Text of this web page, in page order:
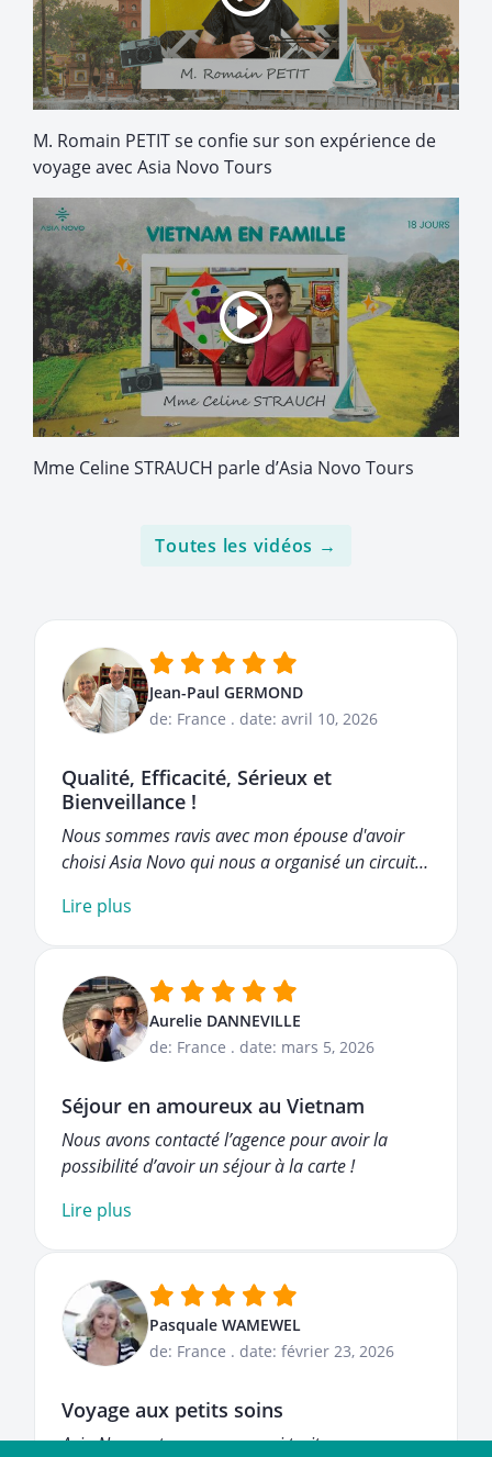
M. Romain PETIT se confie sur son expérience de
voyage avec Asia Novo Tours
Mme Celine STRAUCH parle d’Asia Novo Tours
Toutes les vidéos →
Jean-Paul GERMOND
de: France . date: avril 10, 2026
Qualité, Efficacité, Sérieux et
Bienveillance !
Nous sommes ravis avec mon épouse d'avoir
choisi Asia Novo qui nous a organisé un circuit…
Lire plus
Aurelie DANNEVILLE
de: France . date: mars 5, 2026
Séjour en amoureux au Vietnam
Nous avons contacté l’agence pour avoir la
possibilité d’avoir un séjour à la carte !
Lire plus
Pasquale WAMEWEL
de: France . date: février 23, 2026
Voyage aux petits soins
Asia Novo est une agence qui traite ses